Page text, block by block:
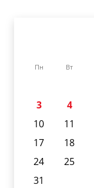
Пн Вт
3
4
10
11
17
18
24
25
31